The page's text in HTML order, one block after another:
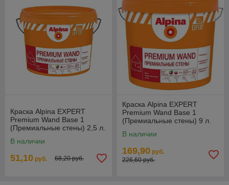
Краска Alpina EXPERT
Premium Wand Base 1
(Премиальные стены) 2,5 л.
В наличии
51,10 руб. 68,20 руб.
Краска Alpina EXPERT
Premium Wand Base 1
(Премиальные стены) 9 л.
В наличии
169,90 руб.
226,60 руб.